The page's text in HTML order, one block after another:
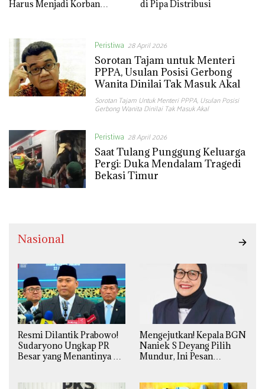
Harus Menjadi Korban
di Pipa Distribusi
Peristiwa 28 April 2026
Sorotan Tajam untuk Menteri
PPPA, Usulan Posisi Gerbong
Wanita Dinilai Tak Masuk Akal
Sorotan Tajam Untuk Menteri PPPA,Usulan Posisi
Gerbong Wanita Dinilai Tak Masuk Akal
Peristiwa 28 April 2026
Saat Tulang Punggung Keluarga
Pergi: Duka Mendalam Tragedi
Bekasi Timur
Nasional
Resmi Dilantik Prabowo!
Sudaryono Ungkap PR
Besar yang Menantinya di
Mengejutkan! Kepala BGN
Naniek S Deyang Pilih
Mundur, Ini Pesan